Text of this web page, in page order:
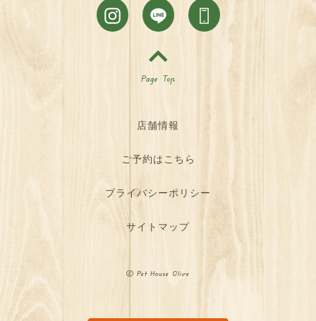
Page Top
店舗情報
ご予約はこちら
プライバシーポリシー
サイトマップ
© Pet House Olive